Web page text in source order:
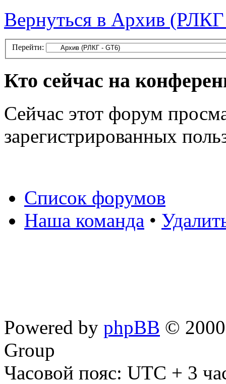
Вернуться в Архив
Перейти:
Кто сейчас на
Сейчас этот форум
зарегистрированных
Список форумов
Наша команда •
Powered by phpBB ©
Group
Часовой пояс: UTC + 3